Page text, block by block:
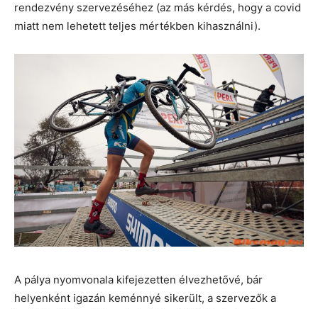
rendezvény szervezéséhez (az más kérdés, hogy a covid
miatt nem lehetett teljes mértékben kihasználni).
A pálya nyomvonala kifejezetten élvezhetővé, bár
helyenként igazán keménnyé sikerült, a szervezők a